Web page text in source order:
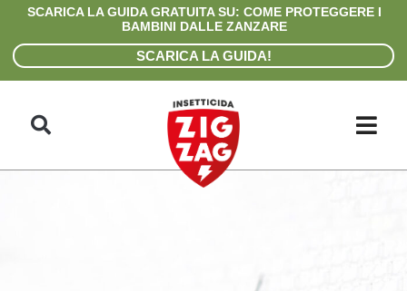
SCARICA LA GUIDA GRATUITA SU: COME PROTEGGERE I
BAMBINI DALLE ZANZARE
SCARICA LA GUIDA!
Search